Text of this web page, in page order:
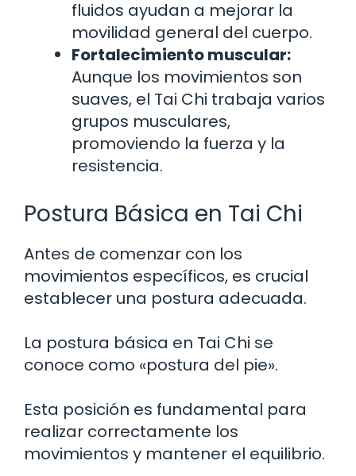
fluidos ayudan a mejorar la
movilidad general del cuerpo.
Fortalecimiento muscular:
Aunque los movimientos son
suaves, el Tai Chi trabaja varios
grupos musculares,
promoviendo la fuerza y la
resistencia.
Postura Básica en Tai Chi
Antes de comenzar con los
movimientos específicos, es crucial
establecer una postura adecuada.
La postura básica en Tai Chi se
conoce como «postura del pie».
Esta posición es fundamental para
realizar correctamente los
movimientos y mantener el equilibrio.